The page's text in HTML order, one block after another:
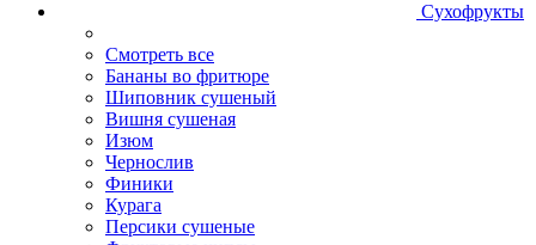
Сухофрукты
Смотреть все
Бананы во фритюре
Шиповник сушеный
Вишня сушеная
Изюм
Чернослив
Финики
Курага
Персики сушеные